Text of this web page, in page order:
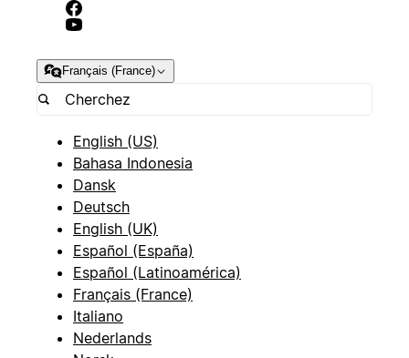
Français (France)
English (US)
Bahasa Indonesia
Dansk
Deutsch
English (UK)
Español (España)
Español (Latinoamérica)
Français (France)
Italiano
Nederlands